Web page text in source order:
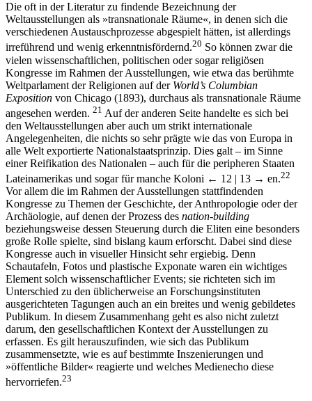
Die oft in der Literatur zu findende Bezeichnung der
Weltausstellungen als »transnationale Räume«, in denen sich die
verschiedenen Austauschprozesse abgespielt hätten, ist allerdings
irreführend und wenig erkenntnisfördernd.20 So können zwar die
vielen wissenschaftlichen, politischen oder sogar religiösen
Kongresse im Rahmen der Ausstellungen, wie etwa das berühmte
Weltparlament der Religionen auf der World’s Columbian
Exposition von Chicago (1893), durchaus als transnationale Räume
angesehen werden. 21 Auf der anderen Seite handelte es sich bei
den Weltausstellungen aber auch um strikt internationale
Angelegenheiten, die nichts so sehr prägte wie das von Europa in
alle Welt exportierte Nationalstaatsprinzip. Dies galt – im Sinne
einer Reifikation des Nationalen – auch für die peripheren Staaten
Lateinamerikas und sogar für manche Koloni ← 12 | 13 → en.22
Vor allem die im Rahmen der Ausstellungen stattfindenden
Kongresse zu Themen der Geschichte, der Anthropologie oder der
Archäologie, auf denen der Prozess des nation-building
beziehungsweise dessen Steuerung durch die Eliten eine besonders
große Rolle spielte, sind bislang kaum erforscht. Dabei sind diese
Kongresse auch in visueller Hinsicht sehr ergiebig. Denn
Schautafeln, Fotos und plastische Exponate waren ein wichtiges
Element solch wissenschaftlicher Events; sie richteten sich im
Unterschied zu den üblicherweise an Forschungsinstituten
ausgerichteten Tagungen auch an ein breites und wenig gebildetes
Publikum. In diesem Zusammenhang geht es also nicht zuletzt
darum, den gesellschaftlichen Kontext der Ausstellungen zu
erfassen. Es gilt herauszufinden, wie sich das Publikum
zusammensetzte, wie es auf bestimmte Inszenierungen und
»öffentliche Bilder« reagierte und welches Medienecho diese
hervorriefen.23